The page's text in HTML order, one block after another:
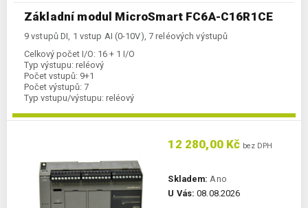
Základní modul MicroSmart FC6A-C16R1CE
9 vstupů DI, 1 vstup AI (0-10V), 7 reléových výstupů
Celkový počet I/O: 16 + 1 I/O
Typ výstupu: reléový
Počet vstupů: 9+1
Počet výstupů: 7
Typ vstupu/výstupu: reléový
Kategorie: FC6A-CPU
12 280,00 Kč bez DPH
Skladem: Ano
U Vás: 08.08.2026